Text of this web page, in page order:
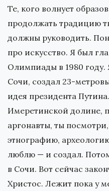
Те, кого волнует
продолжать традицию
должны руководить.
про искусство. Я был
Олимпиады в 1980
Сочи, создал 23-
идея президента
Имеретинской долине,
аргонавты, ты
этнографию,
люблю — и создал.
в Сочи. Вот сейчас
Христос. Лежит пока у